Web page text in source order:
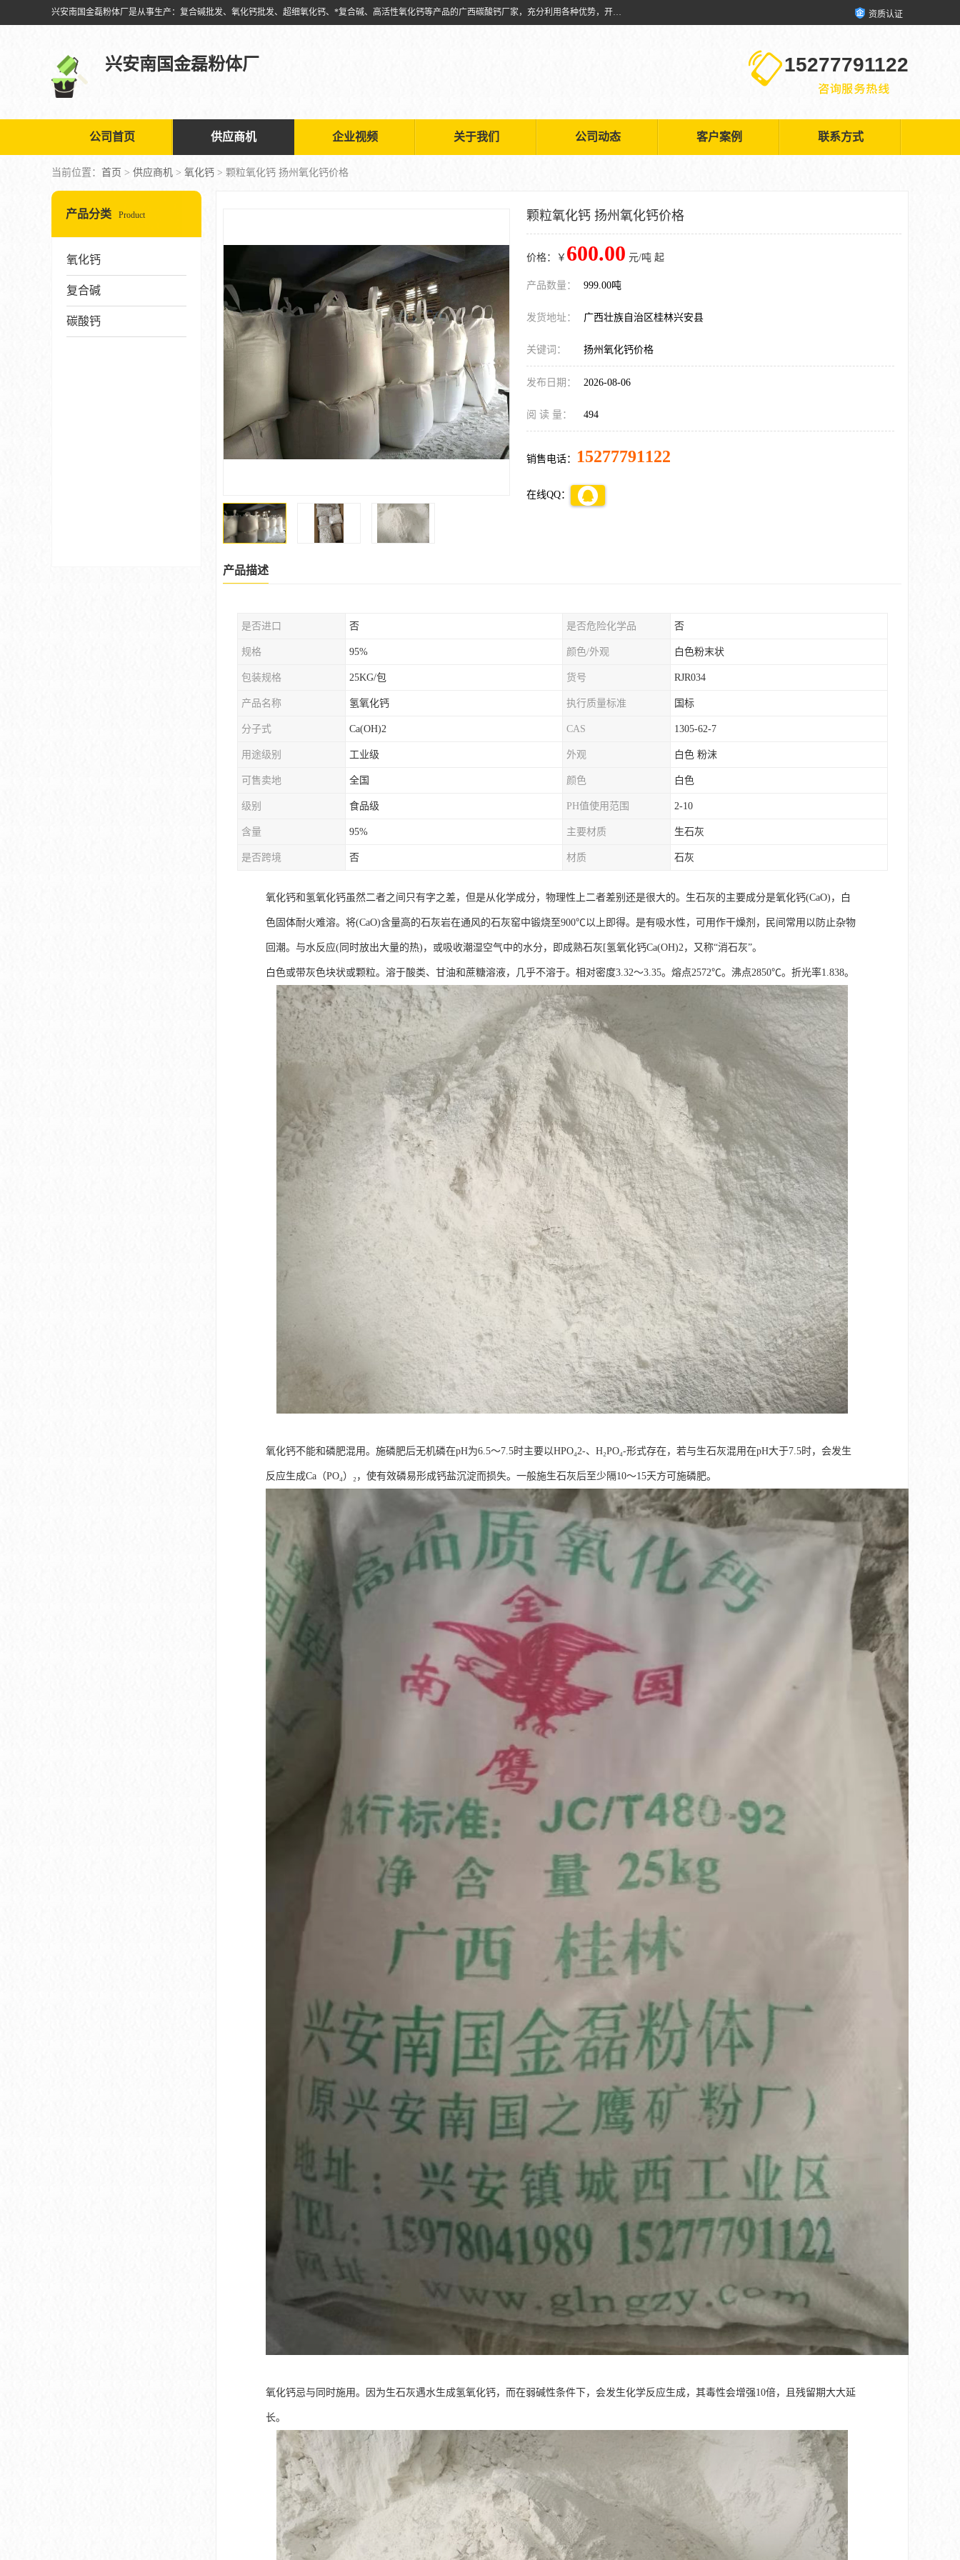
兴安南国金磊粉体厂是从事生产：复合碱批发、氧化钙批发、超细氧化钙、*复合碱、高活性氧化钙等产品的广西碳酸钙厂家，充分利用各种优势，开拓创新，逐步建立了现代企业管理体系，科学.规范的生产体系，严谨的产品质量控制体系，完备的产品质量检验体系。 资质认证
兴安南国金磊粉体厂 15277791122
公司首页 供应商机 企业视频 关于我们 公司动态 客户案例 联系方式
当前位置： 首页 > 供应商机 > 氧化钙 > 颗粒氧化钙 扬州氧化钙价格
产品分类 Product
氧化钙
复合碱
碳酸钙
颗粒氧化钙 扬州氧化钙价格
价格：￥ 600.00 元/吨 起
产品数量： 999.00吨
发货地址： 广西壮族自治区桂林兴安县
关键词： 扬州氧化钙价格
发布日期： 2026-08-06
阅 读 量： 494
销售电话： 15277791122
在线QQ：
产品描述
是否进口 否 是否危险化学品 否
规格 95% 颜色/外观 白色粉末状
包装规格 25KG/包 货号 RJR034
产品名称 氢氧化钙 执行质量标准 国标
分子式 Ca(OH)2 CAS 1305-62-7
用途级别 工业级 外观 白色 粉沫
可售卖地 全国 颜色 白色
级别 食品级 PH值使用范围 2-10
含量 95% 主要材质 生石灰
是否跨境 否 材质 石灰
氧化钙和氢氧化钙虽然二者之间只有字之差，但是从化学成分，物理性上二者差别还是很大的。生石灰的主要成分是氧化钙(CaO)，白
色固体耐火难溶。将(CaO)含量高的石灰岩在通风的石灰窑中锻烧至900℃以上即得。是有吸水性，可用作干燥剂，民间常用以防止杂物
回潮。与水反应(同时放出大量的热)，或吸收潮湿空气中的水分，即成熟石灰[氢氧化钙Ca(OH)2，又称“消石灰”。
白色或带灰色块状或颗粒。溶于酸类、甘油和蔗糖溶液，几乎不溶于。相对密度3.32～3.35。熔点2572℃。沸点2850℃。折光率1.838。
氧化钙不能和磷肥混用。施磷肥后无机磷在pH为6.5～7.5时主要以HPO₄2-、H₂PO₄-形式存在，若与生石灰混用在pH大于7.5时，会发生
反应生成Ca（PO₄）₂，使有效磷易形成钙盐沉淀而损失。一般施生石灰后至少隔10～15天方可施磷肥。
氧化钙忌与同时施用。因为生石灰遇水生成氢氧化钙，而在弱碱性条件下，会发生化学反应生成，其毒性会增强10倍，且残留期大大延
长。